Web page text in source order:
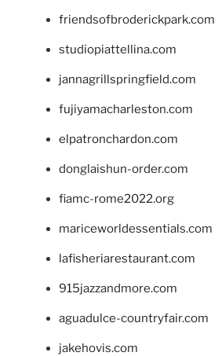
friendsofbroderickpark.com
studiopiattellina.com
jannagrillspringfield.com
fujiyamacharleston.com
elpatronchardon.com
donglaishun-order.com
fiamc-rome2022.org
mariceworldessentials.com
lafisheriarestaurant.com
915jazzandmore.com
aguadulce-countryfair.com
jakehovis.com